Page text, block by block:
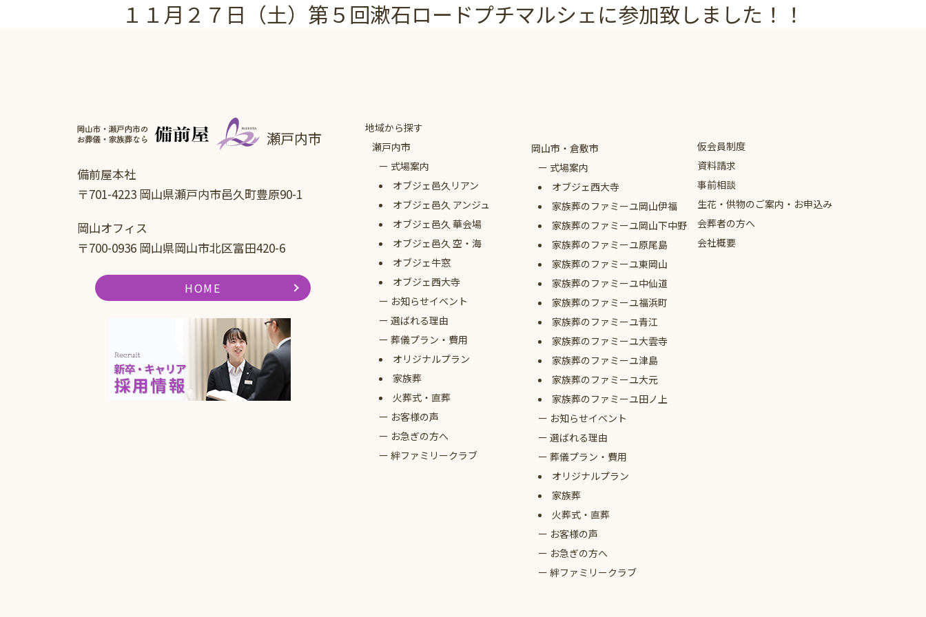
１１月２７日（土）第５回漱石ロードプチマルシェに参加致しました！！
瀬戸内市
備前屋本社
〒701-4223 岡山県瀬戸内市邑久町豊原90-1
岡山オフィス
〒700-0936 岡山県岡山市北区富田420-6
HOME
地域から探す
瀬戸内市
式場案内
オブジェ邑久リアン
オブジェ邑久 アンジュ
オブジェ邑久 華会場
オブジェ邑久 空・海
オブジェ牛窓
オブジェ西大寺
お知らせイベント
選ばれる理由
葬儀プラン・費用
オリジナルプラン
家族葬
火葬式・直葬
お客様の声
お急ぎの方へ
絆ファミリークラブ
岡山市・倉敷市
式場案内
オブジェ西大寺
家族葬のファミーユ岡山伊福
家族葬のファミーユ岡山下中野
家族葬のファミーユ原尾島
家族葬のファミーユ東岡山
家族葬のファミーユ中仙道
家族葬のファミーユ福浜町
家族葬のファミーユ青江
家族葬のファミーユ大雲寺
家族葬のファミーユ津島
家族葬のファミーユ大元
家族葬のファミーユ田ノ上
お知らせイベント
選ばれる理由
葬儀プラン・費用
オリジナルプラン
家族葬
火葬式・直葬
お客様の声
お急ぎの方へ
絆ファミリークラブ
仮会員制度
資料請求
事前相談
生花・供物のご案内・お申込み
会葬者の方へ
会社概要